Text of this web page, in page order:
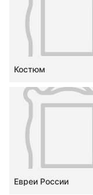
Костюм
Евреи России